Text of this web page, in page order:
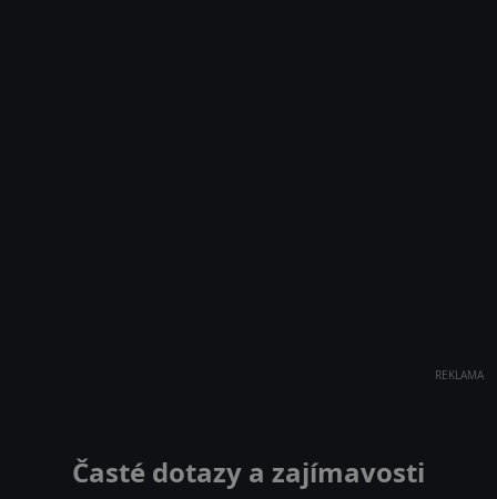
REKLAMA
Časté dotazy a zajímavosti